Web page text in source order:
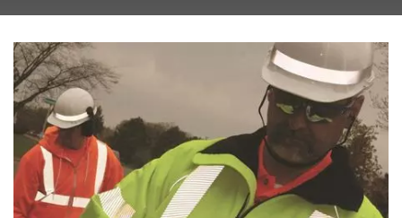
Промышленное
Текстильное
Оборудование,
Настраиваемое,
Бесплатная Оценка -
Kyang Yhe (KY)